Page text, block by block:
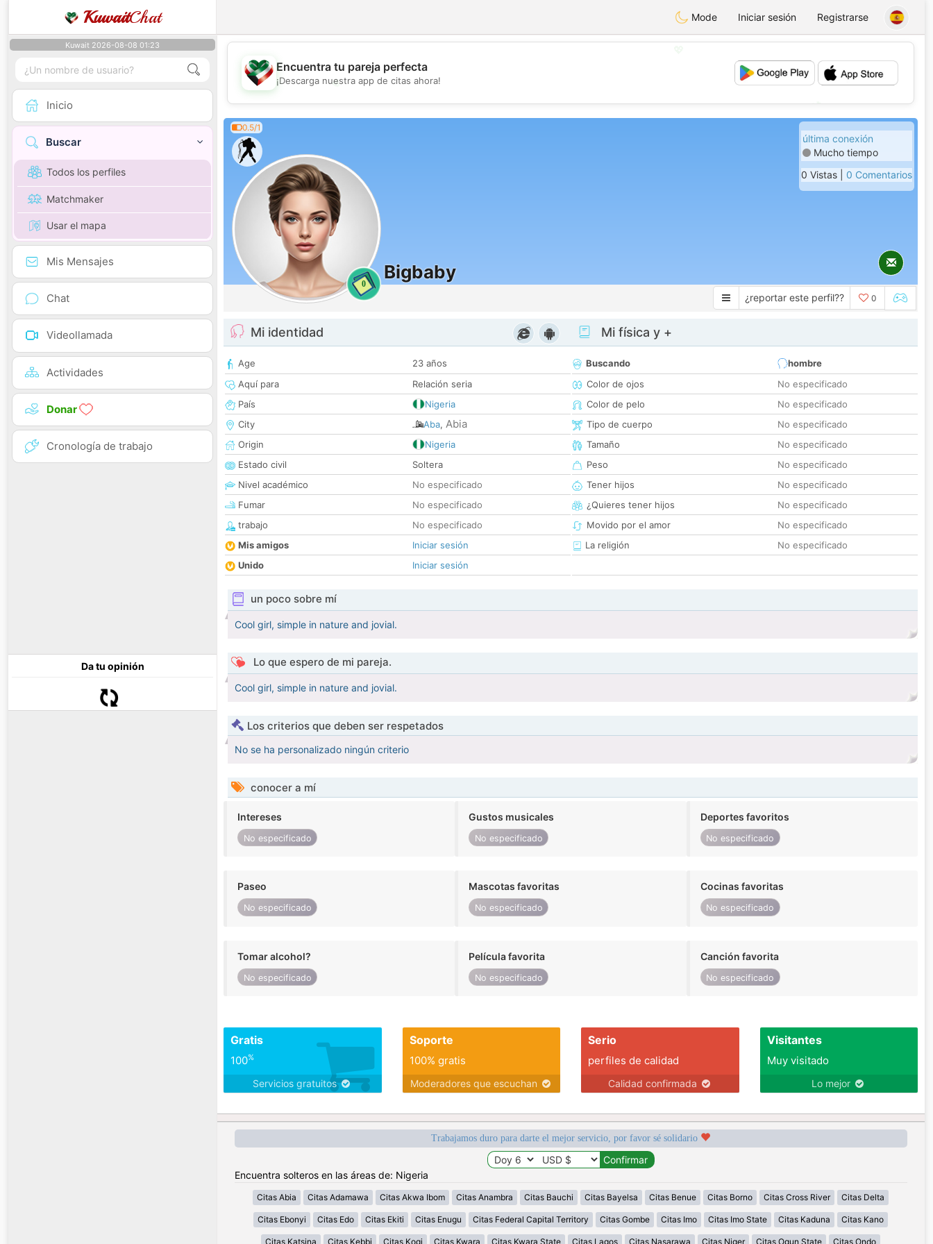
KuwaitChat Mode Iniciar sesión Registrarse
Kuwait 2026-08-08 01:23
Inicio
Buscar
Todos los perfiles
Matchmaker
Usar el mapa
Mis Mensajes
Chat
Videollamada
Actividades
Donar
Cronología de trabajo
Da tu opinión
💖
💕
Encuentra tu pareja perfecta
¡Descarga nuestra app de citas ahora!
0.5/1
0
Bigbaby
última conexión
Mucho tiempo
0 Vistas | 0 Comentarios
¿reportar este perfil?? 0
Mi identidad
Age
23 años
Aquí para
Relación seria
País
Nigeria
City
Aba, Abia
Origin
Nigeria
Estado civil
Soltera
Nivel académico
No especificado
Fumar
No especificado
trabajo
No especificado
Mis amigos
Iniciar sesión
Unido
Iniciar sesión
Mi física y +
Buscando
hombre
Color de ojos
No especificado
Color de pelo
No especificado
Tipo de cuerpo
No especificado
Tamaño
No especificado
Peso
No especificado
Tener hijos
No especificado
¿Quieres tener hijos
No especificado
Movido por el amor
No especificado
La religión
No especificado
un poco sobre mí
Cool girl, simple in nature and jovial.
Lo que espero de mi pareja.
Cool girl, simple in nature and jovial.
Los criterios que deben ser respetados
No se ha personalizado ningún criterio
conocer a mí
Intereses
No especificado
Gustos musicales
No especificado
Deportes favoritos
No especificado
Paseo
No especificado
Mascotas favoritas
No especificado
Cocinas favoritas
No especificado
Tomar alcohol?
No especificado
Película favorita
No especificado
Canción favorita
No especificado
Gratis
100%
Servicios gratuitos
Soporte
100% gratis
Moderadores que escuchan
Serio
perfiles de calidad
Calidad confirmada
Visitantes
Muy visitado
Lo mejor
Trabajamos duro para darte el mejor servicio, por favor sé solidario
Encuentra solteros en las áreas de: Nigeria
Citas Abia Citas Adamawa Citas Akwa Ibom Citas Anambra Citas Bauchi Citas Bayelsa Citas Benue Citas Borno Citas Cross River Citas Delta
Citas Ebonyi Citas Edo Citas Ekiti Citas Enugu Citas Federal Capital Territory Citas Gombe Citas Imo Citas Imo State Citas Kaduna Citas Kano
Citas Katsina Citas Kebbi Citas Kogi Citas Kwara Citas Kwara State Citas Lagos Citas Nasarawa Citas Niger Citas Ogun State Citas Ondo